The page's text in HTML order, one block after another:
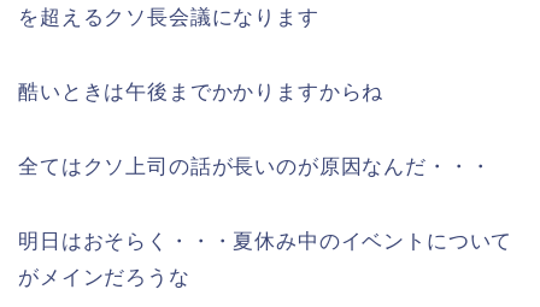
を超えるクソ長会議になります
酷いときは午後までかかりますからね
全てはクソ上司の話が長いのが原因なんだ・・・
明日はおそらく・・・夏休み中のイベントについて
がメインだろうな